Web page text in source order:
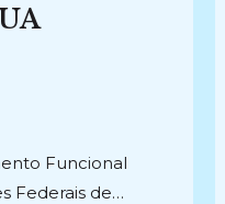
Funcional
Federais de…